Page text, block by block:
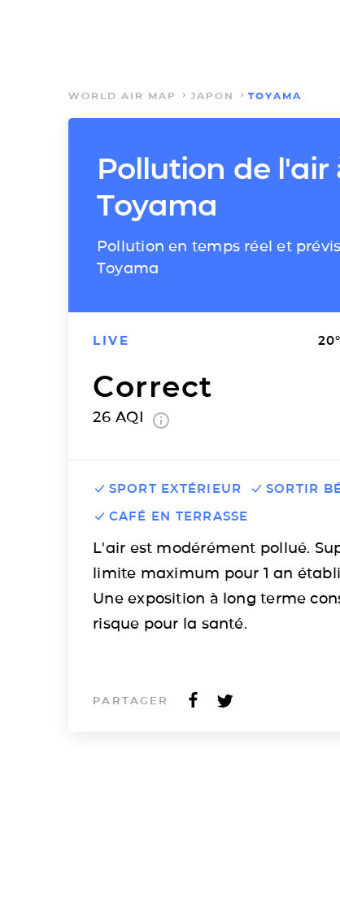
WORLD AIR MAP JAPON TOYAMA
Pollution de l'air
Toyama
Pollution en temps réel et
Toyama
LIVE 20
Correct
26 AQI
SPORT EXTÉRIEUR
SORTIR
CAFÉ EN TERRASSE
L'air est modérément pollué.
limite maximum pour 1 an
Une exposition à long terme
risque pour la santé.
PARTAGER